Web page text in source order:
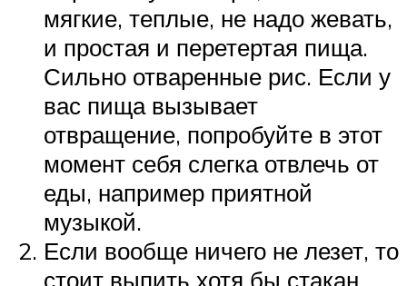
мягкие, теплые, не надо жевать,
и простая и перетертая пища.
Сильно отваренные рис. Если у
вас пища вызывает
отвращение, попробуйте в этот
момент себя слегка отвлечь от
еды, например приятной
музыкой.
Если вообще ничего не лезет, то
стоит выпить хотя бы стакан